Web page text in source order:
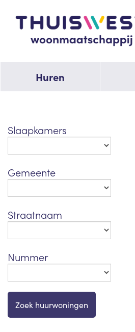
Huren
Slaapkamers
Gemeente
Straatnaam
Nummer